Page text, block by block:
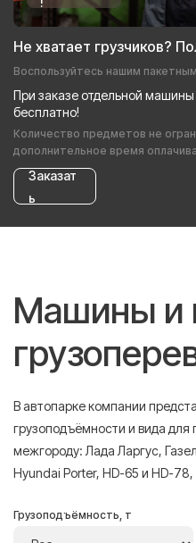
Не хватает грузчиков?
Воспользуйтесь нашим
При заказе отдельной
бесплатно!
Количество предметов не
дополнительное время
Заказат
ь
Машины и
В автопарке компании
грузоподъёмности и вида для
межгороду: Лада Ларгус,
Hyundai Porter, HD-65 и HD-78,
Грузоподъёмность, т